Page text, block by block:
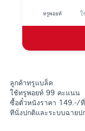
ทรูพอยท์ ใ
ลูกค้าทรูแบล็ค
ใช้ทรูพอยท์ 99 คะแนน
ซื้อตั๋วหนังราคา 149.-/
ทีนั่งปกติและระบบฉาย